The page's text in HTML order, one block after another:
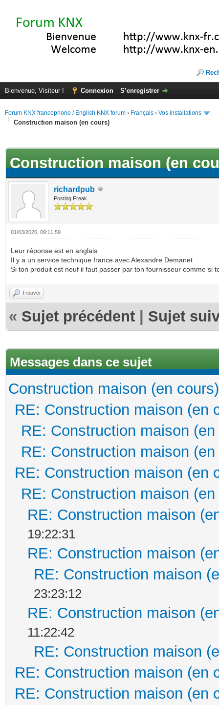
Bienvenue, Visiteur ! Connexion S’enregistrer
Forum KNX francophone / English KNX forum › Français › Vos installations
Construction maison (en cours)
Construction maison (en
richardpub
Posting Freak
01/03/2026, 09:11:59
Leur réponse est en anglais
Il y a un service technique france avec Alexandre Demanet
Si ton produit est neuf il faut passer par ton fournisseur comme si
Trouver
« Sujet précédent Sujet
Messages dans ce sujet
Construction maison (en cours)
RE: Construction maison (en
RE: Construction maison
RE: Construction maison
RE: Construction maison (en
RE: Construction maison
RE: Construction maison
19:22:31
RE: Construction maison
RE: Construction maison
23:23:12
RE: Construction maison
11:22:42
RE: Construction maison
RE: Construction maison (en
RE: Construction maison (en